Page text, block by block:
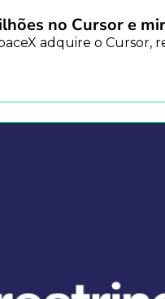
no Cursor e
adquire o